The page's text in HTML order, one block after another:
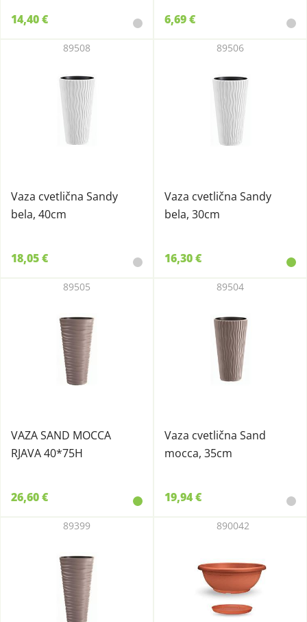
14,40 € 6,69 €
Vaza cvetlična Sandy
bela, 40cm
89508
18,05 €
Vaza cvetlična Sandy
bela, 30cm
89506
16,30 €
VAZA SAND MOCCA
RJAVA 40*75H
89505
26,60 €
Vaza cvetlična Sand
mocca, 35cm
89504
19,94 €
89399 890042